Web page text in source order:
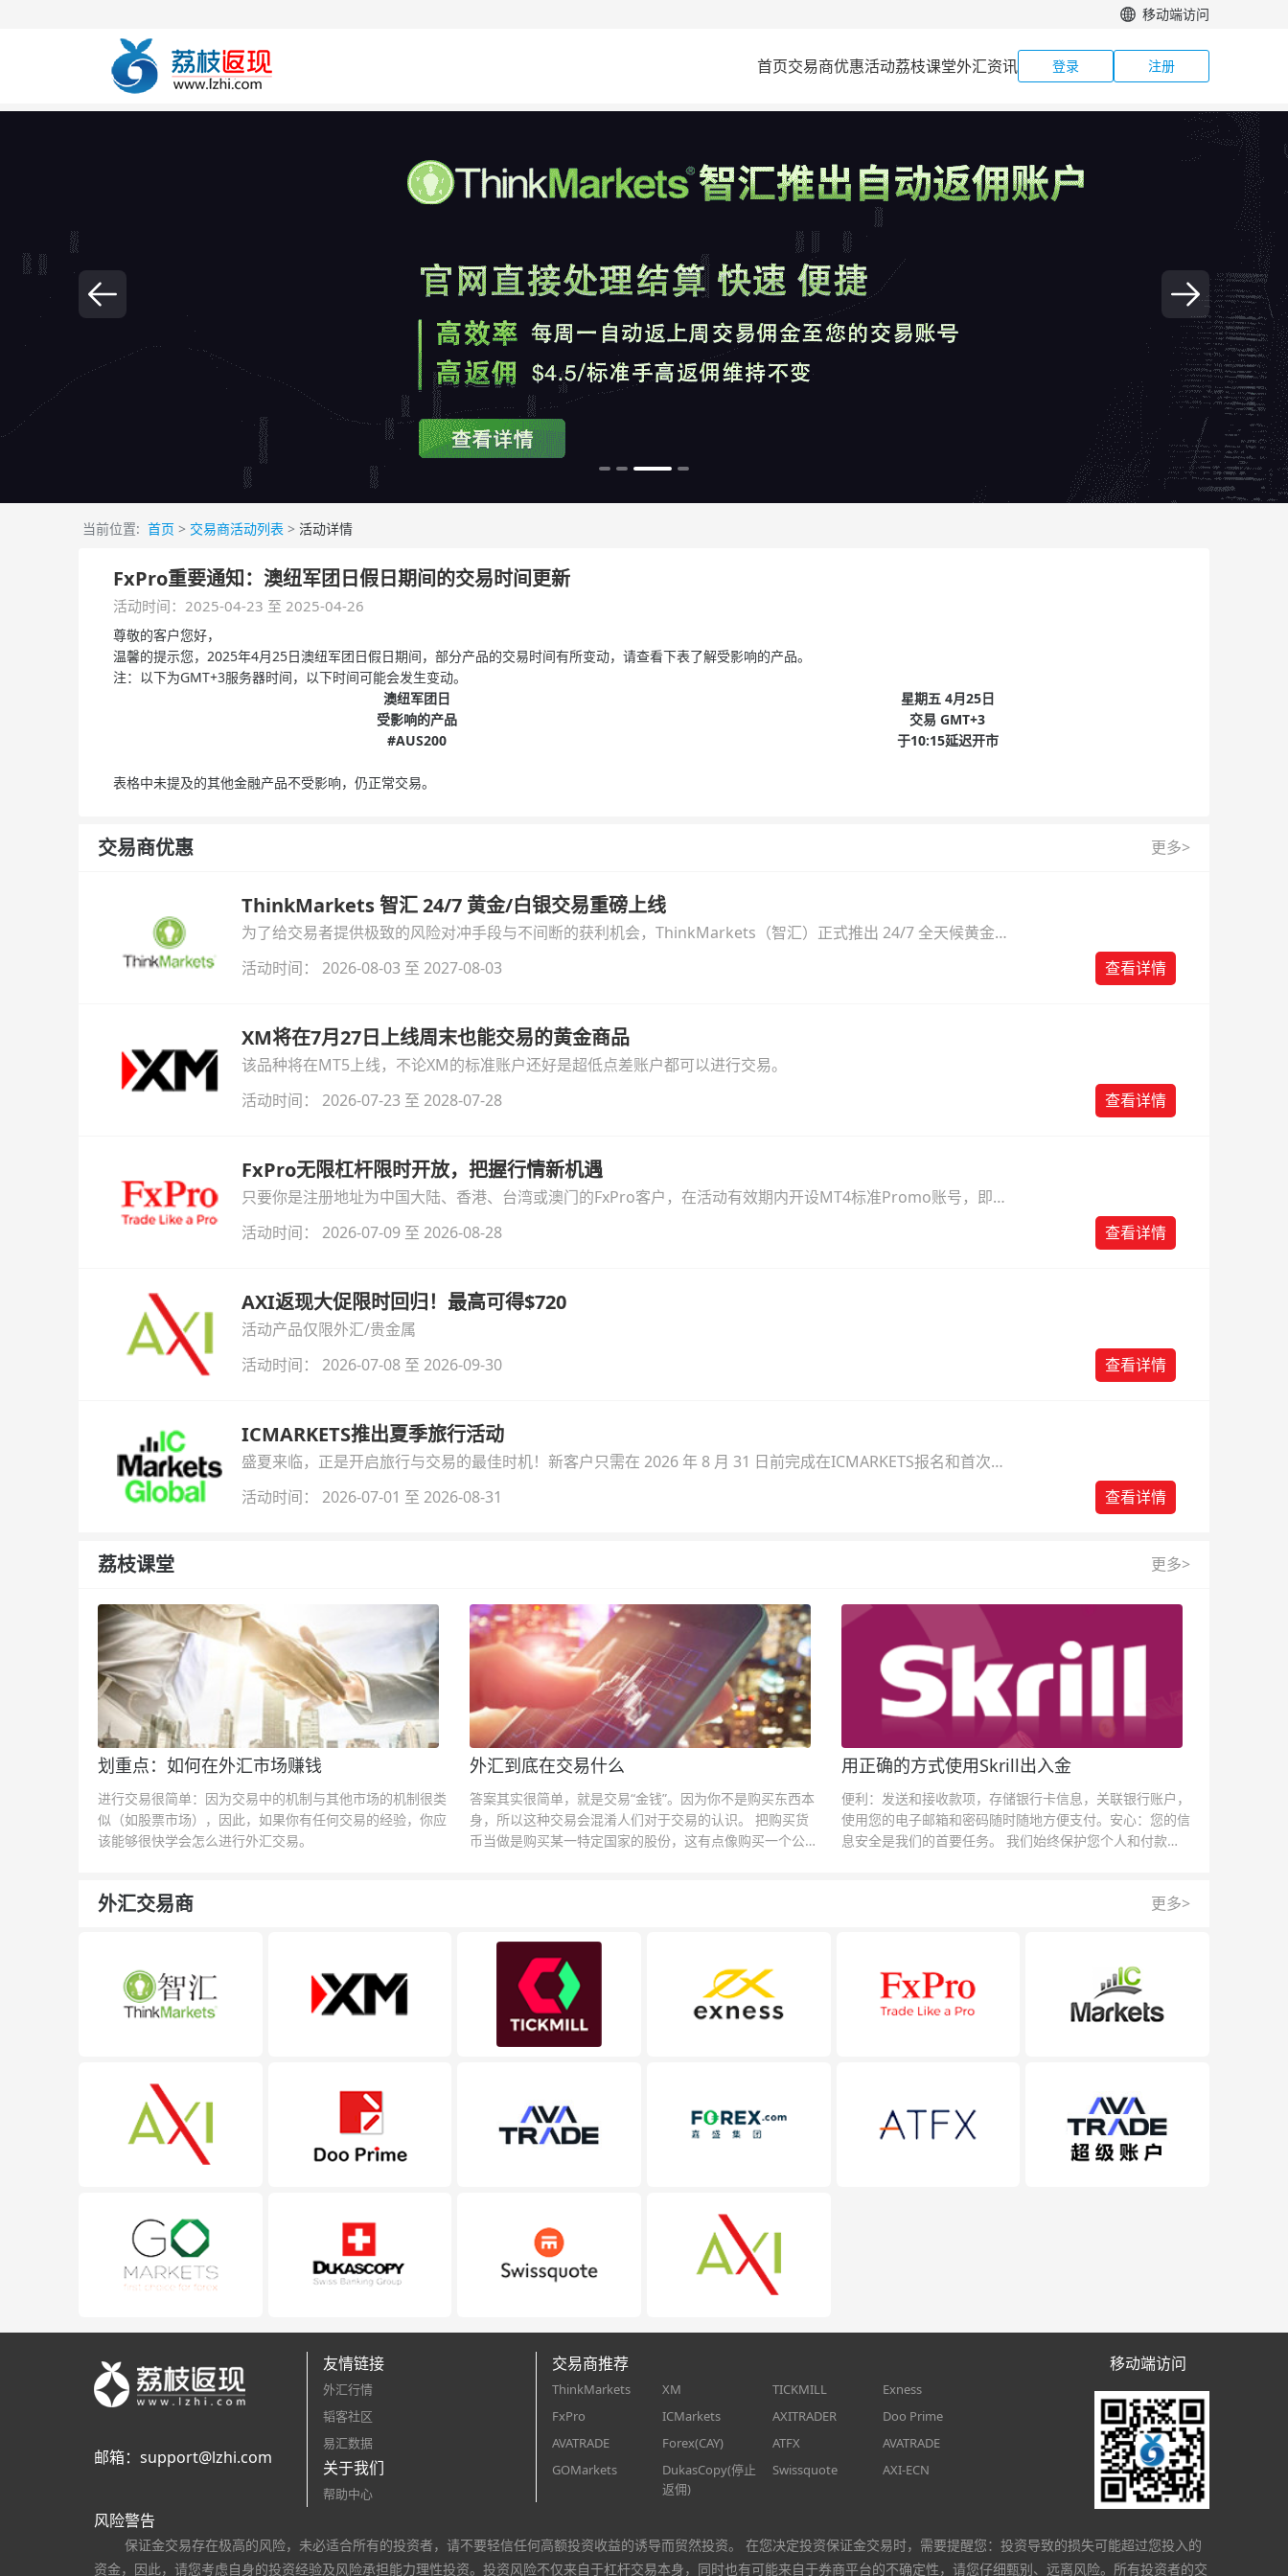
移动端访问
首页交易商优惠活动荔枝课堂外汇资讯 登录 注册
当前位置: 首页 > 交易商活动列表 > 活动详情
FxPro重要通知：澳纽军团日假日期间的交易时间更新
活动时间：2025-04-23 至 2025-04-26
尊敬的客户您好，
温馨的提示您，2025年4月25日澳纽军团日假日期间，部分产品的交易时间有所变动，请查看下表了解受影响的产品。
注：以下为GMT+3服务器时间，以下时间可能会发生变动。
澳纽军团日
星期五 4月25日
受影响的产品
交易 GMT+3
#AUS200
于10:15延迟开市
表格中未提及的其他金融产品不受影响，仍正常交易。
交易商优惠 更多>
ThinkMarkets 智汇 24/7 黄金/白银交易重磅上线
为了给交易者提供极致的风险对冲手段与不间断的获利机会，ThinkMarkets（智汇）正式推出 24/7 全天候黄金
与白银交易！本文将为您详细拆解本次升级的核心交易品种、杠杆配置、支持软件及交易细则。
活动时间： 2026-08-03 至 2027-08-03 查看详情
XM将在7月27日上线周末也能交易的黄金商品
该品种将在MT5上线，不论XM的标准账户还好是超低点差账户都可以进行交易。
活动时间： 2026-07-23 至 2028-07-28
查看详情
FxPro无限杠杆限时开放，把握行情新机遇
只要你是注册地址为中国大陆、香港、台湾或澳门的FxPro客户，在活动有效期内开设MT4标准Promo账号，即可
自动解锁无限倍杠杆福利，无需额外复杂操作。
活动时间： 2026-07-09 至 2026-08-28 查看详情
AXI返现大促限时回归！最高可得$720
活动产品仅限外汇/贵金属
活动时间： 2026-07-08 至 2026-09-30
查看详情
ICMARKETS推出夏季旅行活动
盛夏来临，正是开启旅行与交易的最佳时机！新客户只需在 2026 年 8 月 31 日前完成在ICMARKETS报名和首次入
金即可参与！
活动时间： 2026-07-01 至 2026-08-31 查看详情
荔枝课堂 更多>
划重点：如何在外汇市场赚钱
进行交易很简单：因为交易中的机制与其他市场的机制很类
似（如股票市场），因此，如果你有任何交易的经验，你应
该能够很快学会怎么进行外汇交易。
外汇到底在交易什么
答案其实很简单，就是交易“金钱”。因为你不是购买东西本
身，所以这种交易会混淆人们对于交易的认识。 把购买货
币当做是购买某一特定国家的股份，这有点像购买一个公司
用正确的方式使用Skrill出入金
便利：发送和接收款项，存储银行卡信息，关联银行账户，
使用您的电子邮箱和密码随时随地方便支付。安心：您的信
息安全是我们的首要任务。 我们始终保护您个人和付款信
外汇交易商 更多>
邮箱： support@lzhi.com
友情链接
外汇行情
韬客社区
易汇数据
关于我们
帮助中心
交易商推荐
ThinkMarkets XM TICKMILL
Exness
FxPro
ICMarkets AXITRADER
Doo Prime
AVATRADE
Forex(CAY) ATFX
AVATRADE
GOMarkets
DukasCopy(停止
返佣)
Swissquote AXI-ECN
移动端访问
风险警告
保证金交易存在极高的风险，未必适合所有的投资者，请不要轻信任何高额投资收益的诱导而贸然投资。 在您决定投资保证金交易时，需要提醒您：投资导致的损失可能超过您投入的
资金，因此，请您考虑自身的投资经验及风险承担能力理性投资。投资风险不仅来自于杠杆交易本身，同时也有可能来自于券商平台的不确定性，请您仔细甄别、远离风险。所有投资者的交